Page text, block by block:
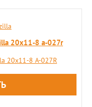
20х11-8 a-027r
20х11-8 A-027R